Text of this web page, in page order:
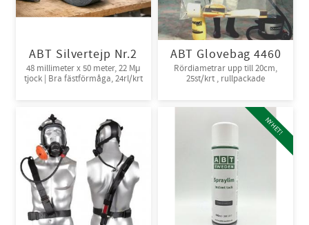
ABT Silvertejp Nr.2
48 millimeter x 50 meter, 22 Mμ
tjock | Bra fästförmåga, 24rl/krt
ABT Glovebag 4460
Rördiametrar upp till 20cm,
25st/krt , rullpackade
NYHET!